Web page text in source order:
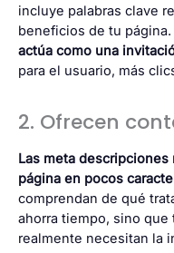
incluye palabras clave
beneficios de tu página.
actúa como una
para el usuario, más
2. Ofrecen
Las meta
página en pocos
comprendan de qué
ahorra tiempo, sino
realmente necesitan la